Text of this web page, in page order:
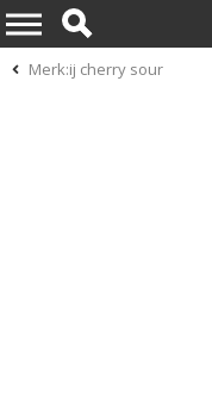
Merk:ij cherry sour